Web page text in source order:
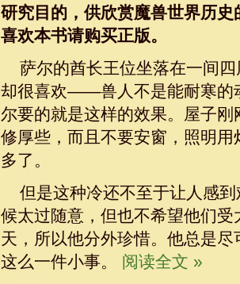
研究目的，供欣赏魔兽世界历
喜欢本书请购买正版。
萨尔的酋长王位坐落在一间
却很喜欢——兽人不是能耐寒的
尔要的就是这样的效果。屋子
修厚些，而且不要安窗，照明
多了。
但是这种冷还不至于让人感
候太过随意，但也不希望他们
天，所以他分外珍惜。他总是
这么一件小事。 阅读全文 »